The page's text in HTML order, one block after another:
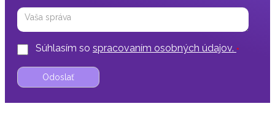
Správa
Súhlasím so spracovaním osobných údajov. *